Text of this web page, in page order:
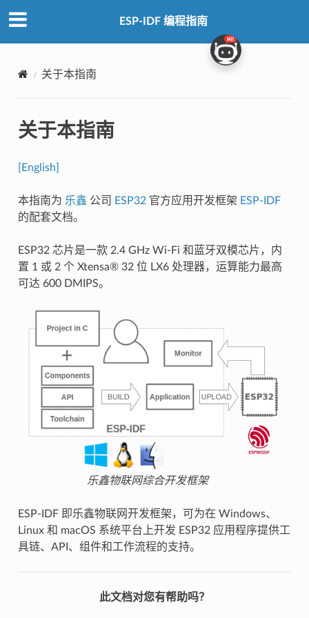
ESP-IDF 编程指南
关于本指南
关于本指南
[English]
本指南为 乐鑫 公司 ESP32官方应用开发框架 ESP-IDF
的配套文档。
ESP32 芯片是一款 2.4 GHz Wi-Fi 和蓝牙双模芯片，内
置 1 或 2 个 Xtensa® 32 位 LX6 处理器，运算能力最高
可达 600 DMIPS。
乐鑫物联网综合开发框架
ESP-IDF 即乐鑫物联网开发框架，可为在 Windows、
Linux 和 macOS 系统平台上开发 ESP32 应用程序提供工
具链、API、组件和工作流程的支持。
此文档对您有帮助吗？